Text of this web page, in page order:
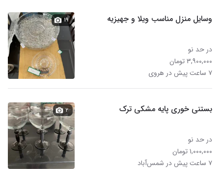
وسایل منزل مناسب ویلا و جهیزیه
در حد نو
۳,۹۰۰,۰۰۰ تومان
۷ ساعت پیش در هروی
۱۹
بستنی خوری پایه مشکی ترک
در حد نو
۱,۰۰۰,۰۰۰ تومان
۷ ساعت پیش در شمس‌آباد
۲